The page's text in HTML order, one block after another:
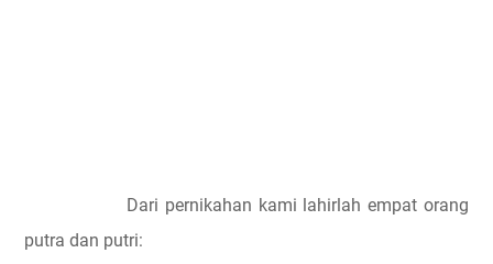
Dari pernikahan kami lahirlah empat orang
putra dan putri: